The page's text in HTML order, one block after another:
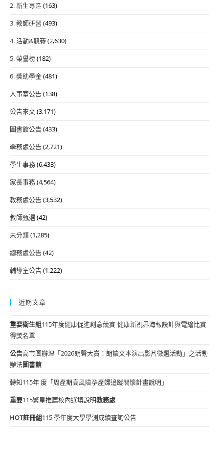
2. 新生專區 (163)
3. 教師研習 (493)
4. 活動&競賽(2,630)
5. 榮譽榜(182)
6. 獎助學金(481)
人事室公告(138)
公告來文(3,171)
圖書館公告(433)
學務處公告(2,721)
學生事務(6,433)
家長事務(4,564)
教務處公告(3,532)
教師甄選(42)
未分類(1,285)
總務處公告(42)
輔導室公告(1,222)
近期文章
重要衛生組115年度健康促進創意競賽-健康新視界海報設計與電繪比賽
得獎名單
公告高市圖辦理「2026朗聲大賞：朗讀文本演出影片徵選活動」之活動
辦法圖書館
轉知115年 度「周產期高風險孕產婦追蹤關懷計畫說明」
重要115繁星推薦校內選填說明教務處
HOT註冊組115 學年度大學學測成績查詢公告